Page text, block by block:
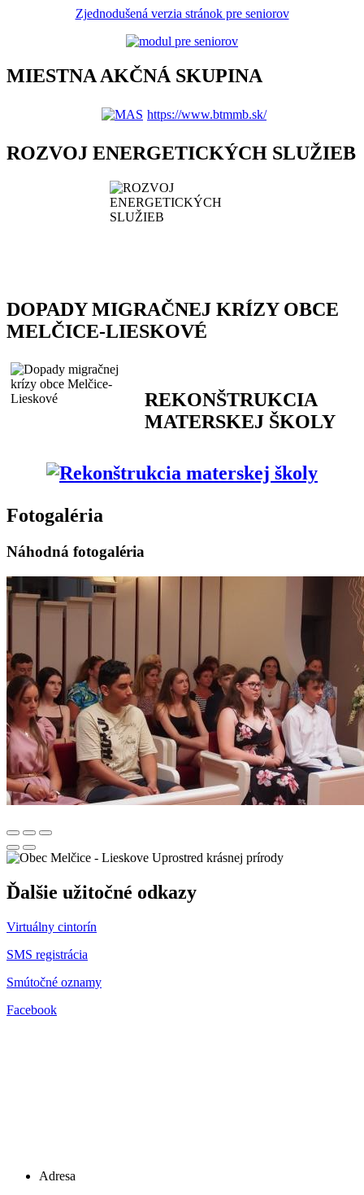
Zjednodušená verzia stránok pre seniorov
MIESTNA AKČNÁ SKUPINA
https://www.btmmb.sk/
ROZVOJ ENERGETICKÝCH SLUŽIEB
DOPADY MIGRAČNEJ KRÍZY OBCE
MELČICE-LIESKOVÉ
REKONŠTRUKCIA
MATERSKEJ ŠKOLY
Fotogaléria
Náhodná fotogaléria
Uprostred krásnej prírody
Ďalšie užitočné odkazy
Virtuálny cintorín
SMS registrácia
Smútočné oznamy
Facebook
Adresa